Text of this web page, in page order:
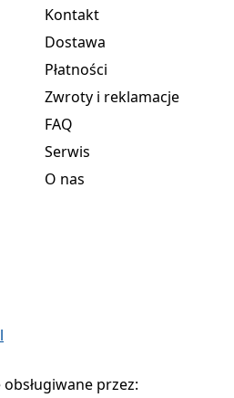
Kontakt
Dostawa
Płatności
Zwroty i reklamacje
FAQ
Serwis
O nas
przez: